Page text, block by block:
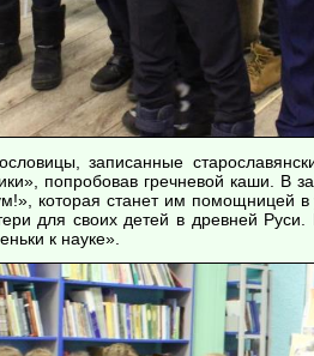
записанные
попробовав гречневой каши. В
которая станет им помощницей в
для своих детей в древней
к науке».